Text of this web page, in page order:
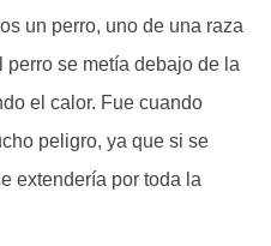
un perro, uno de una raza
se metía debajo de la
el calor. Fue cuando
peligro, ya que si se
extendería por toda la